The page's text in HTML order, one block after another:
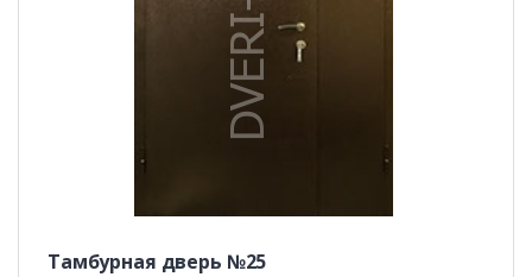
Тамбурная дверь №25